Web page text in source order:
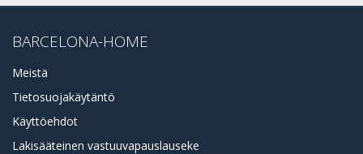
BARCELONA-HOME
Meistä
Tietosuojakäytäntö
Käyttöehdot
Lakisääteinen vastuuvapauslauseke